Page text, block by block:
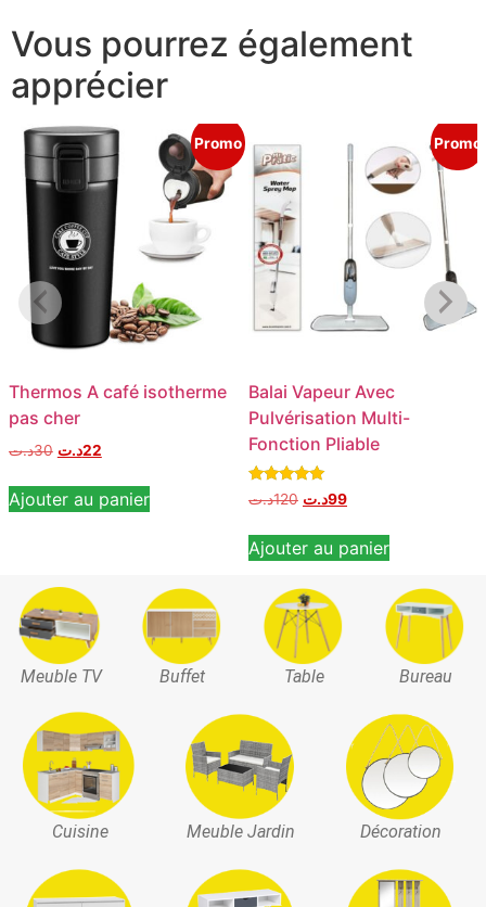
Vous pourrez également
apprécier
Promo
Thermos A café isotherme
pas cher
30د.ت 22د.ت
Ajouter au panier
Promo
Balai Vapeur Avec
Pulvérisation Multi-
Fonction Pliable
Note
5.00
120د.ت 99د.ت
Ajouter au panier
Meuble TV Buffet Table Bureau
Cuisine Meuble Jardin Décoration